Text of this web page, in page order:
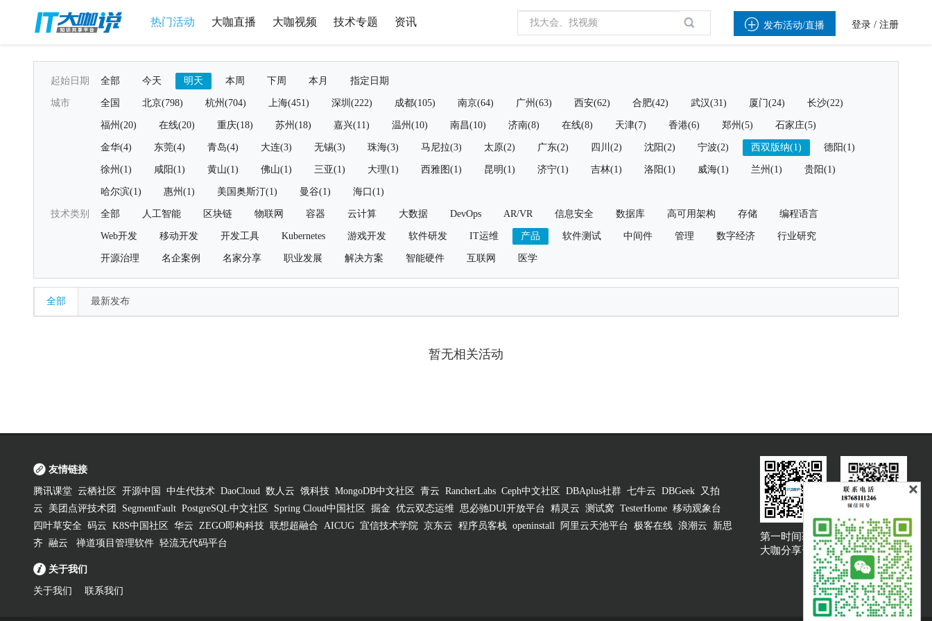
热门活动 大咖直播 大咖视频 技术专题 资讯  发布活动/直播 登录 / 注册
起始日期 全部 今天 明天 本周 下周 本月 指定日期
城市 全国 北京(798) 杭州(704) 上海(451) 深圳(222) 成都(105) 南京(64) 广州(63) 西安(62) 合肥(42) 武汉(31) 厦门(24) 长沙(22)
福州(20) 在线(20) 重庆(18) 苏州(18) 嘉兴(11) 温州(10) 南昌(10) 济南(8) 在线(8) 天津(7) 香港(6) 郑州(5) 石家庄(5)
金华(4) 东莞(4) 青岛(4) 大连(3) 无锡(3) 珠海(3) 马尼拉(3) 太原(2) 广东(2) 四川(2) 沈阳(2) 宁波(2) 西双版纳(1) 德阳(1)
徐州(1) 咸阳(1) 黄山(1) 佛山(1) 三亚(1) 大理(1) 西雅图(1) 昆明(1) 济宁(1) 吉林(1) 洛阳(1) 威海(1) 兰州(1) 贵阳(1)
哈尔滨(1) 惠州(1) 美国奥斯汀(1) 曼谷(1) 海口(1)
技术类别 全部 人工智能 区块链 物联网 容器 云计算 大数据 DevOps AR/VR 信息安全 数据库 高可用架构 存储 编程语言
Web开发 移动开发 开发工具 Kubernetes 游戏开发 软件研发 IT运维 产品 软件测试 中间件 管理 数字经济 行业研究
开源治理 名企案例 名家分享 职业发展 解决方案 智能硬件 互联网 医学
全部 最新发布
暂无相关活动
友情链接
腾讯课堂 云栖社区 开源中国 中生代技术 DaoCloud 数人云 饿科技 MongoDB中文社区 青云 RancherLabs Ceph中文社区 DBAplus社群 七牛云 DBGeek
又拍
云
美团点评技术团 SegmentFault PostgreSQL中文社区 Spring Cloud中国社区 掘金 优云双态运维 思必驰DUI开放平台 精灵云 测试窝 TesterHome 移动观象台
四叶草安全 码云 K8S中国社区 华云 ZEGO即构科技 联想超融合 AICUG 宜信技术学院 京东云 程序员客栈 openinstall 阿里云天池平台 极客在线 浪潮云
新思
齐 融云 禅道项目管理软件 轻流无代码平台
关于我们
关于我们 联系我们
第一时间获取
大咖分享资讯
大咖说吐槽客服